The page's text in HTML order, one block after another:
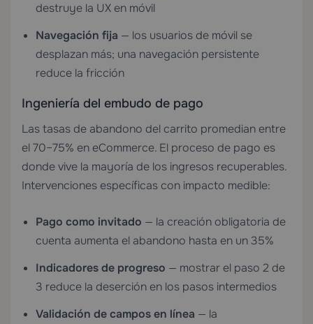
destruye la UX en móvil
Navegación fija — los usuarios de móvil se
desplazan más; una navegación persistente
reduce la fricción
Ingeniería del embudo de pago
Las tasas de abandono del carrito promedian entre
el 70–75% en eCommerce. El proceso de pago es
donde vive la mayoría de los ingresos recuperables.
Intervenciones específicas con impacto medible:
Pago como invitado — la creación obligatoria de
cuenta aumenta el abandono hasta en un 35%
Indicadores de progreso — mostrar el paso 2 de
3 reduce la deserción en los pasos intermedios
Validación de campos en línea — la